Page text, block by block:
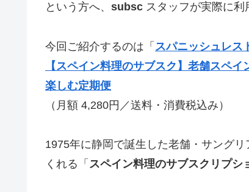
という方へ、 subsc スタッフが実際に利
今回ご紹介するのは「 スパニッシュレス
【スペイン料理のサブスク】老舗スペ
楽しむ定期便
（月額 4,280円／送料・消費税込み）
1975年に静岡で誕生した老舗・サングリ
くれる「 スペイン料理のサブスクリプシ